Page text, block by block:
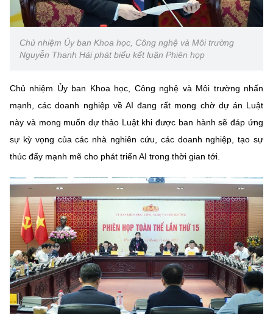
Chủ nhiệm Ủy ban Khoa học, Công nghệ và Môi trường
Nguyễn Thanh Hải phát biểu kết luận Phiên họp
Chủ nhiệm Ủy ban Khoa học, Công nghệ và Môi trường nhấn
mạnh, các doanh nghiệp về AI đang rất mong chờ dự án Luật
này và mong muốn dự thảo Luật khi được ban hành sẽ đáp ứng
sự kỳ vọng của các nhà nghiên cứu, các doanh nghiệp, tạo sự
thúc đẩy mạnh mẽ cho phát triển AI trong thời gian tới.